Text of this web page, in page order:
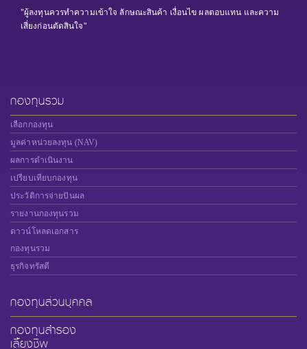
"ผู้ลงทุนควรทำความเข้าใจ ลักษณะสินค้า เงื่อนไข ผลตอบแทน และความ
เสี่ยงก่อนตัดสินใจ"
กองทุนรวม
เลือกกองทุน
มูลค่าหน่วยลงทุน (NAV)
ผลการดำเนินงาน
เปรียบเทียบกองทุน
ประวัติการจ่ายปันผล
รายงานกองทุนรวม
ดาวน์โหลดเอกสาร
กองทุนรวม
ธุรกิจทรัสตี
กองทุนส่วนบุคคล
กองทุนสำรอง
เลี้ยงชีพ